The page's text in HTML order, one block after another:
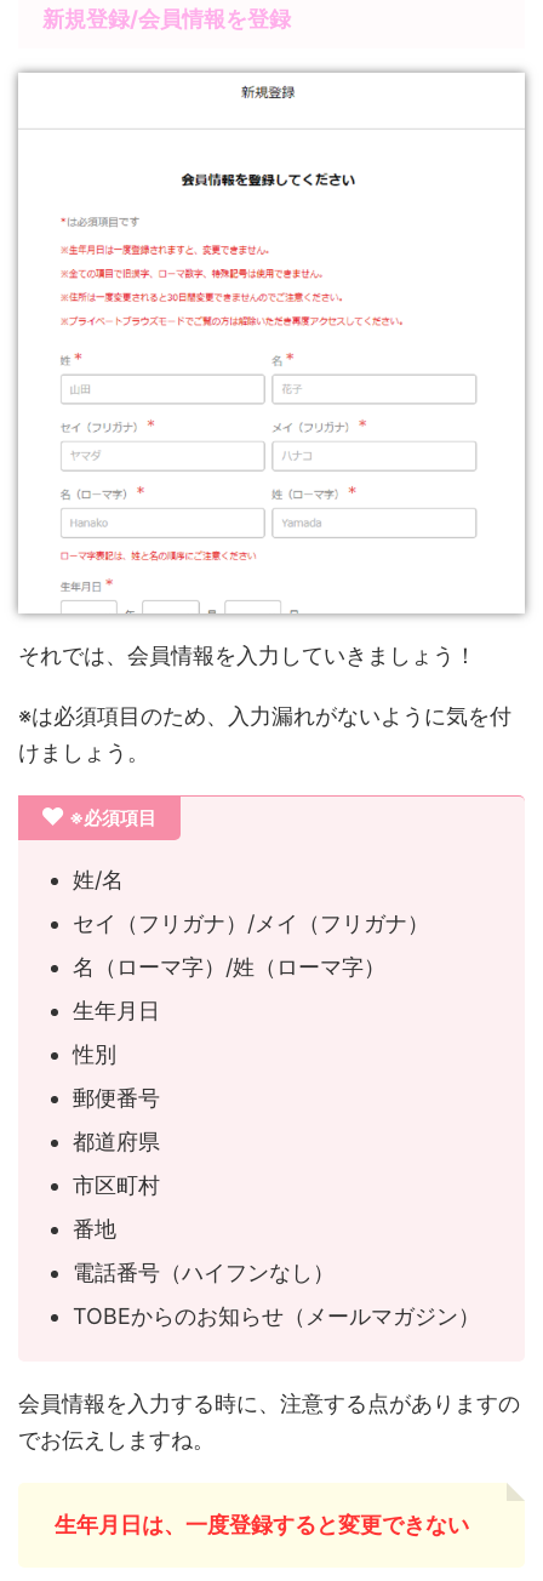
新規登録/会員情報を登録
それでは、会員情報を入力していきましょう！
※は必須項目のため、入力漏れがないように気を付
けましょう。
※必須項目
姓/名
セイ（フリガナ）/メイ（フリガナ）
名（ローマ字）/姓（ローマ字）
生年月日
性別
郵便番号
都道府県
市区町村
番地
電話番号（ハイフンなし）
TOBEからのお知らせ（メールマガジン）
会員情報を入力する時に、注意する点がありますの
でお伝えしますね。
生年月日は、一度登録すると変更できない